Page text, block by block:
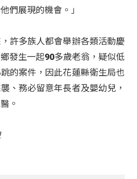
們展現的機會。」
許多族人都會舉辦各類活動慶
發生一起90多歲老翁，疑似低
的案件，因此花蓮縣衛生局也
、務必留意年長者及嬰幼兒，
。